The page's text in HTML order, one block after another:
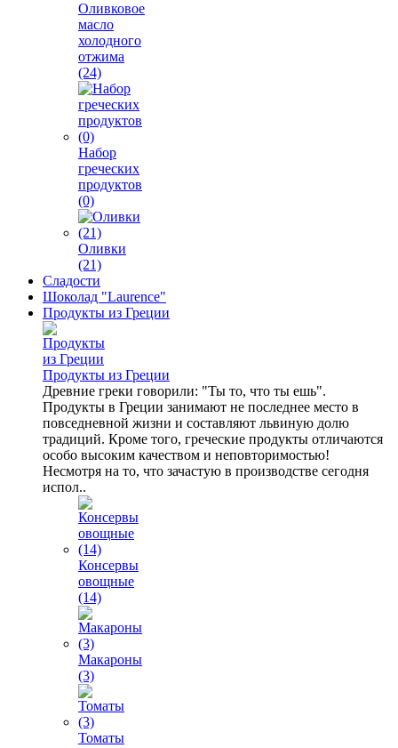
Оливковое
масло
холодного
отжима
(24)
Набор
греческих
продуктов
(0)
Оливки
(21)
Сладости
Шоколад "Laurence"
Продукты из Греции
Продукты из Греции
Древние греки говорили: "Ты то, что ты ешь".
Продукты в Греции занимают не последнее место в
повседневной жизни и составляют львиную долю
традиций. Кроме того, греческие продукты отличаются
особо высоким качеством и неповторимостью!
Несмотря на то, что зачастую в производстве сегодня
испол..
Консервы
овощные
(14)
Макароны
(3)
Томаты